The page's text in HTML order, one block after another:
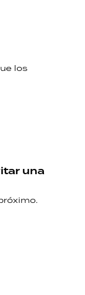
los
una